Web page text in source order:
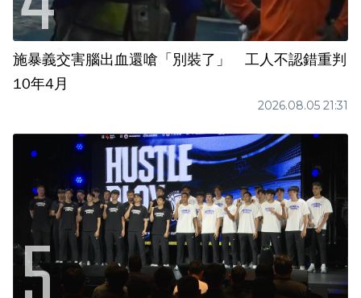
施暴義交害腦出血還嗆「別裝了」 工人不認錯重判
10年4月
2026.08.05 21:31